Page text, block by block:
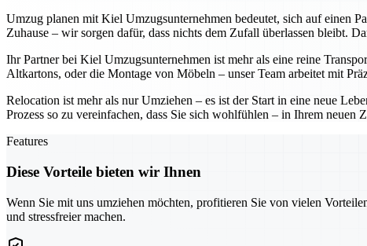
Umzug planen mit Kiel Umzugsunternehmen bedeutet, sich auf einen
Zuhause – wir sorgen dafür, dass nichts dem Zufall überlassen bleibt.
Ihr Partner bei Kiel Umzugsunternehmen ist mehr als eine reine
Altkartons, oder die Montage von Möbeln – unser Team arbeitet mit
Relocation ist mehr als nur Umziehen – es ist der Start in eine neue
Prozess so zu vereinfachen, dass Sie sich wohlfühlen – in Ihrem
Features
Diese Vorteile bieten wir Ihnen
Wenn Sie mit uns umziehen möchten, profitieren Sie von vielen
und stressfreier machen.